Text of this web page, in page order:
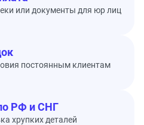
или документы для юр лиц
постоянным клиентам
РФ и СНГ
хрупких деталей